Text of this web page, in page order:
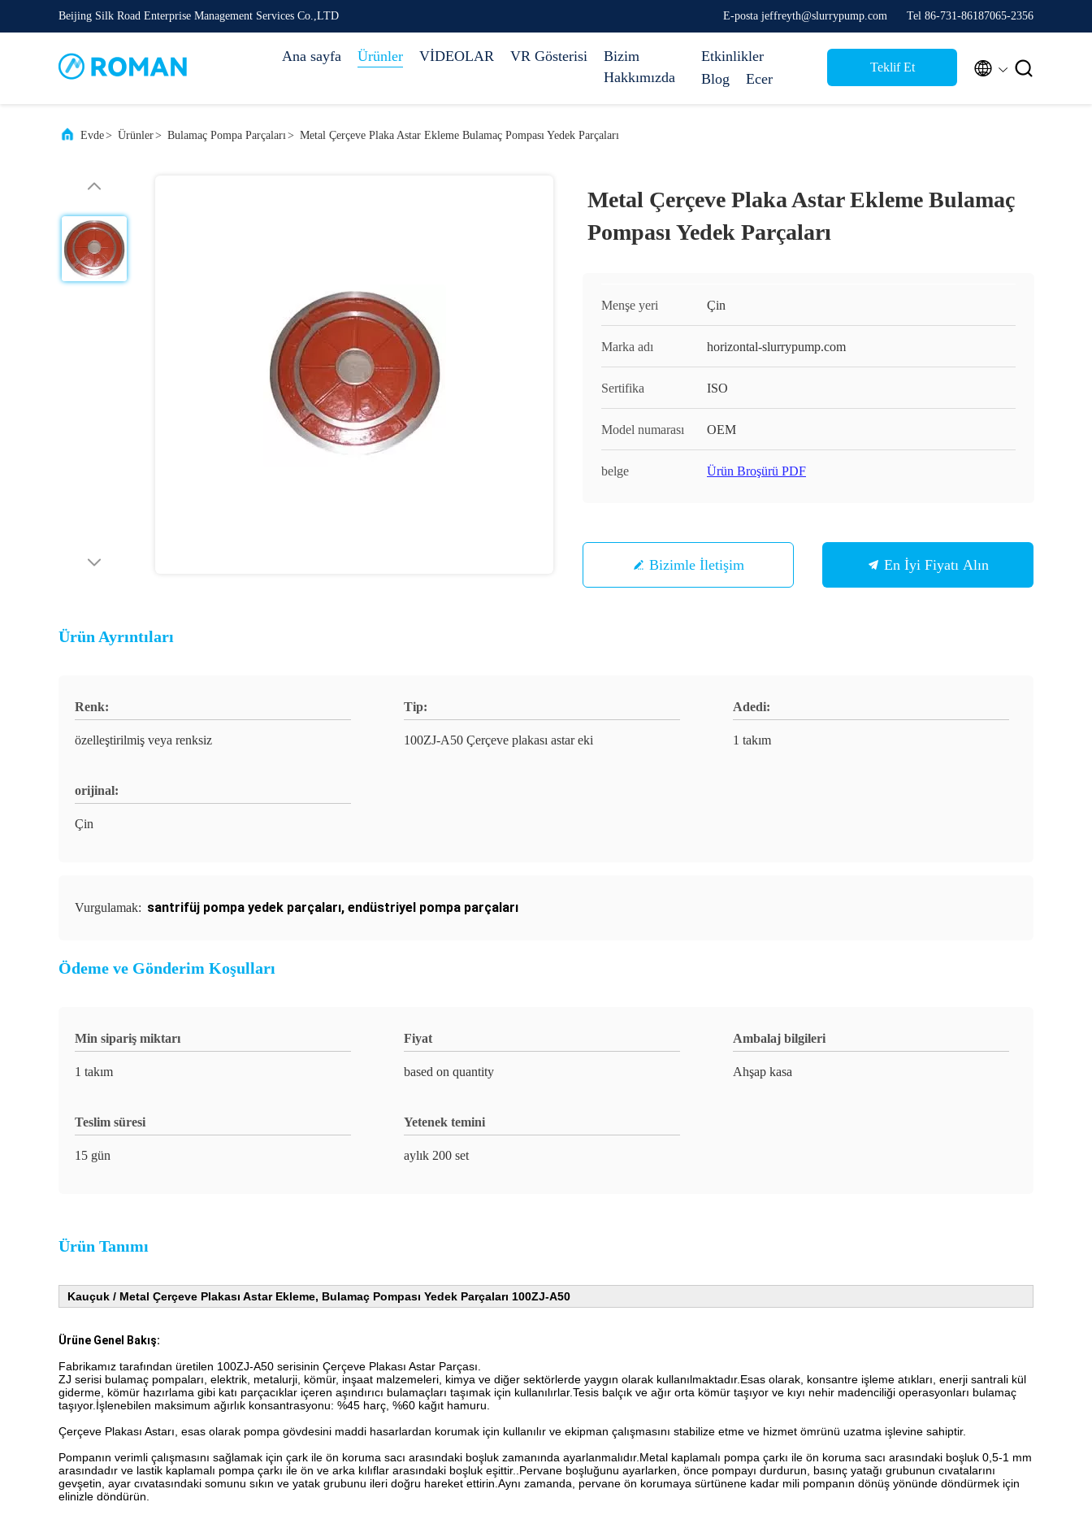
Beijing Silk Road Enterprise Management Services Co.,LTD E-posta jeffreyth@slurrypump.com Tel 86-731-86187065-2356
Ana sayfa Ürünler VİDEOLAR VR Gösterisi
Bizim
Hakkımızda
Etkinlikler
Blog
Ecer
Teklif Et  
Evde> Ürünler> Bulamaç Pompa Parçaları> Metal Çerçeve Plaka Astar Ekleme Bulamaç Pompası Yedek Parçaları
Metal Çerçeve Plaka Astar Ekleme Bulamaç
Pompası Yedek Parçaları
Menşe yeri Çin
Marka adı horizontal-slurrypump.com
Sertifika ISO
Model numarası OEM
belge Ürün Broşürü PDF
Bizimle İletişim En İyi Fiyatı Alın
Ürün Ayrıntıları
Renk:
özelleştirilmiş veya renksiz
Tip:
100ZJ-A50 Çerçeve plakası astar eki
Adedi:
1 takım
orijinal:
Çin
Vurgulamak: santrifüj pompa yedek parçaları, endüstriyel pompa parçaları
Ödeme ve Gönderim Koşulları
Min sipariş miktarı
1 takım
Fiyat
based on quantity
Ambalaj bilgileri
Ahşap kasa
Teslim süresi
15 gün
Yetenek temini
aylık 200 set
Ürün Tanımı
Kauçuk / Metal Çerçeve Plakası Astar Ekleme, Bulamaç Pompası Yedek Parçaları 100ZJ-A50
Ürüne Genel Bakış:
Fabrikamız tarafından üretilen 100ZJ-A50 serisinin Çerçeve Plakası Astar Parçası.
ZJ serisi bulamaç pompaları, elektrik, metalurji, kömür, inşaat malzemeleri, kimya ve diğer sektörlerde yaygın olarak kullanılmaktadır.Esas olarak, konsantre işleme atıkları, enerji santrali kül
giderme, kömür hazırlama gibi katı parçacıklar içeren aşındırıcı bulamaçları taşımak için kullanılırlar.Tesis balçık ve ağır orta kömür taşıyor ve kıyı nehir madenciliği operasyonları bulamaç
taşıyor.İşlenebilen maksimum ağırlık konsantrasyonu: %45 harç, %60 kağıt hamuru.
Çerçeve Plakası Astarı, esas olarak pompa gövdesini maddi hasarlardan korumak için kullanılır ve ekipman çalışmasını stabilize etme ve hizmet ömrünü uzatma işlevine sahiptir.
Pompanın verimli çalışmasını sağlamak için çark ile ön koruma sacı arasındaki boşluk zamanında ayarlanmalıdır.Metal kaplamalı pompa çarkı ile ön koruma sacı arasındaki boşluk 0,5-1 mm
arasındadır ve lastik kaplamalı pompa çarkı ile ön ve arka kılıflar arasındaki boşluk eşittir..Pervane boşluğunu ayarlarken, önce pompayı durdurun, basınç yatağı grubunun cıvatalarını
gevşetin, ayar cıvatasındaki somunu sıkın ve yatak grubunu ileri doğru hareket ettirin.Aynı zamanda, pervane ön korumaya sürtünene kadar mili pompanın dönüş yönünde döndürmek için
elinizle döndürün.